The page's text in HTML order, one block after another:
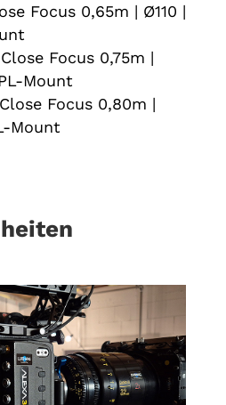
Focus 0,65m | Ø110 |
Focus 0,75m |
Mount
Focus 0,80m |
Mount